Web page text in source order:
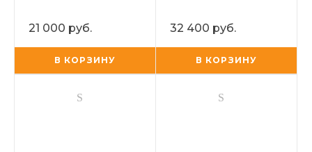
21 000 руб.
В КОРЗИНУ
32 400 руб.
В КОРЗИНУ